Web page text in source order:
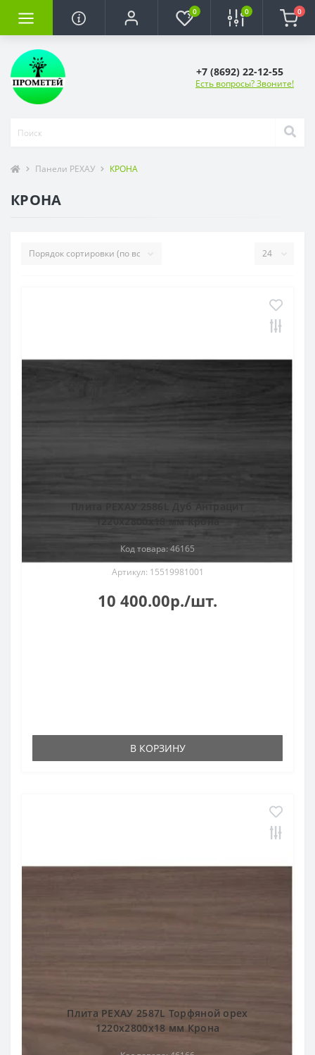
0 0 0
+7 (8692) 22-12-55
Есть вопросы? Звоните!
Панели РЕХАУ КРОНА
КРОНА
Плита РЕХАУ 2586L Дуб Антрацит
1220x2800x18 мм Крона
Код товара: 46165
Артикул: 15519981001
10 400.00р./шт.
В КОРЗИНУ
Плита РЕХАУ 2587L Торфяной орех
1220x2800x18 мм Крона